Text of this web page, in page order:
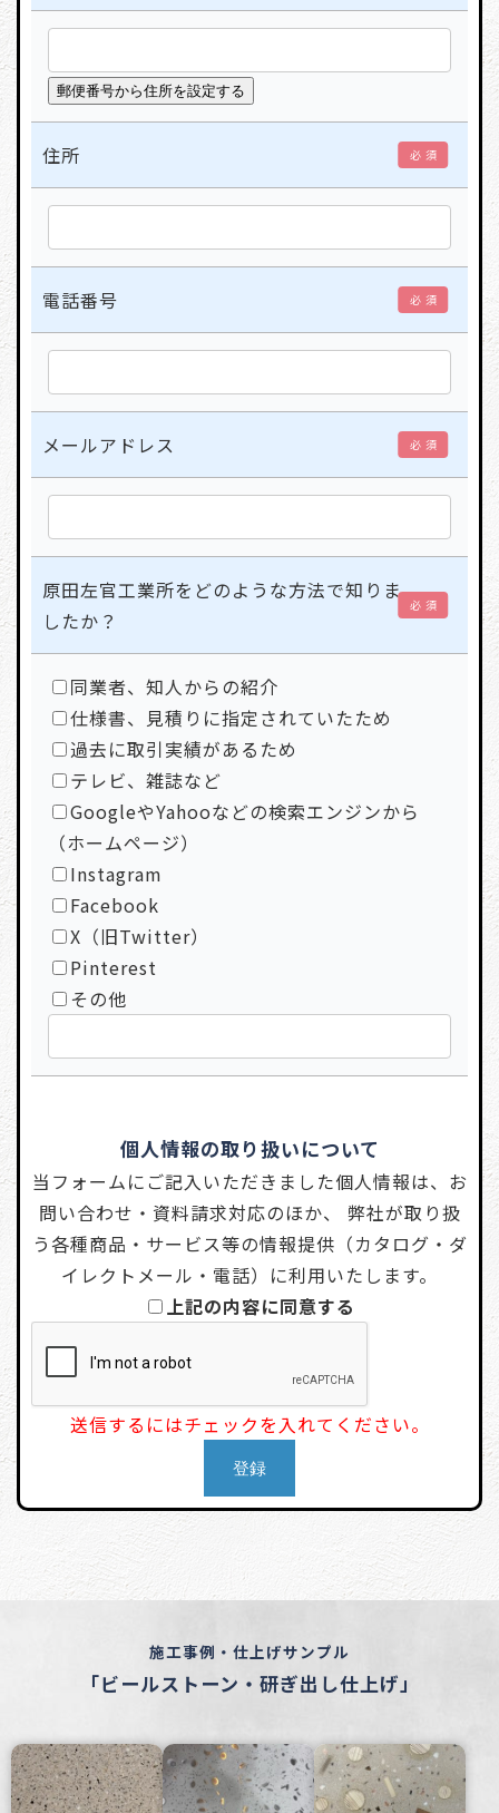
住所 必 須
電話番号 必 須
メールアドレス 必 須
原田左官工業所をどのような方法で知りま
したか？
必 須
同業者、知人からの紹介
仕様書、見積りに指定されていたため
過去に取引実績があるため
テレビ、雑誌など
GoogleやYahooなどの検索エンジンから
（ホームページ）
Instagram
Facebook
X（旧Twitter）
Pinterest
その他
個人情報の取り扱いについて
当フォームにご記入いただきました個人情報は、お
問い合わせ・資料請求対応のほか、 弊社が取り扱
う各種商品・サービス等の情報提供（カタログ・ダ
イレクトメール・電話）に利用いたします。
上記の内容に同意する
送信するにはチェックを入れてください。
施工事例・仕上げサンプル
「ビールストーン・研ぎ出し仕上げ」